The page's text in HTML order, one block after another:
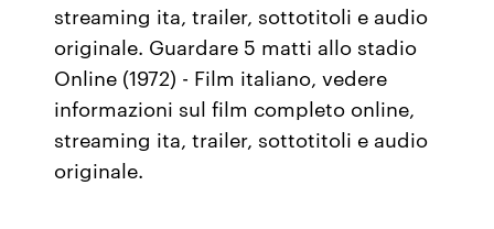
streaming ita, trailer, sottotitoli e audio
originale. Guardare 5 matti allo stadio
Online (1972) - Film italiano, vedere
informazioni sul film completo online,
streaming ita, trailer, sottotitoli e audio
originale.